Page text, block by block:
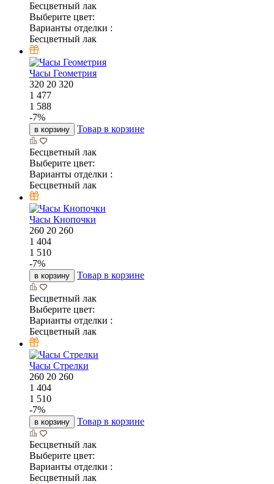
Бесцветный лак
Выберите цвет:
Варианты отделки :
Бесцветный лак
Часы Геометрия
320 20 320
1 477
1 588
-7%
в корзину Товар в корзине
Бесцветный лак
Выберите цвет:
Варианты отделки :
Бесцветный лак
Часы Кнопочки
260 20 260
1 404
1 510
-7%
в корзину Товар в корзине
Бесцветный лак
Выберите цвет:
Варианты отделки :
Бесцветный лак
Часы Стрелки
260 20 260
1 404
1 510
-7%
в корзину Товар в корзине
Бесцветный лак
Выберите цвет:
Варианты отделки :
Бесцветный лак